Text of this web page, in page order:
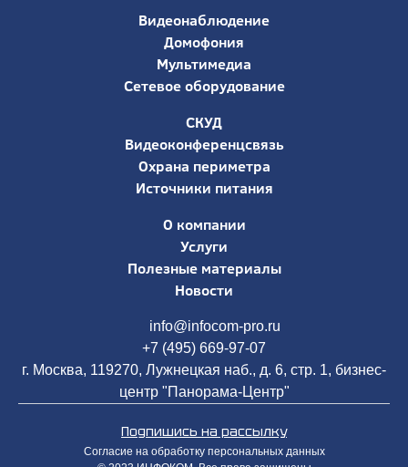
Видеонаблюдение
Домофония
Мультимедиа
Сетевое оборудование
СКУД
Видеоконференцсвязь
Охрана периметра
Источники питания
О компании
Услуги
Полезные материалы
Новости
info@infocom-pro.ru
+7 (495) 669-97-07
г. Москва, 119270, Лужнецкая наб., д. 6, стр. 1, бизнес-
центр "Панорама-Центр"
Подпишись на рассылку
Согласие на обработку персональных данных